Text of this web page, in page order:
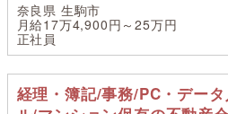
奈良県 生駒市
月給17万4,900円～25万円
正社員
経理・簿記/事務/PC・デー